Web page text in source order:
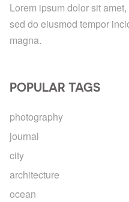
Lorem ipsum dolor sit
sed do eiusmod tempor
magna.
POPULAR TAGS
photography
journal
city
architecture
ocean